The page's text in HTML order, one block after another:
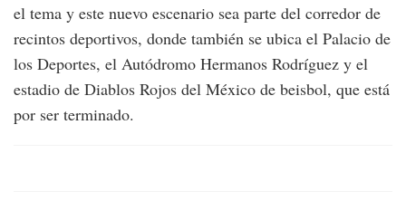
el tema y este nuevo escenario sea parte del corredor de
recintos deportivos, donde también se ubica el Palacio de
los Deportes, el Autódromo Hermanos Rodríguez y el
estadio de Diablos Rojos del México de beisbol, que está
por ser terminado.